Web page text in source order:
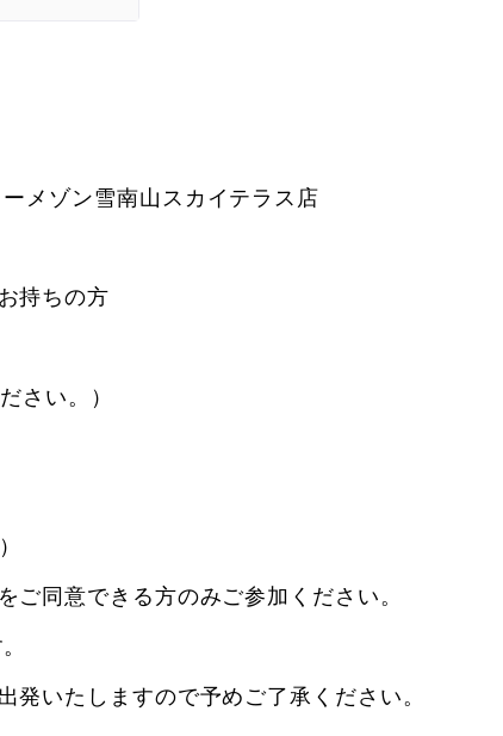
メゾン雪南山スカイテラス店
持ちの方
さい。）
ご同意できる方のみご参加ください。
発いたしますので予めご了承ください。